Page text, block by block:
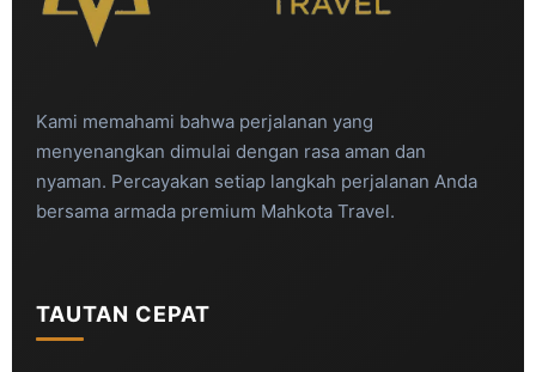
Kami memahami bahwa perjalanan yang
menyenangkan dimulai dengan rasa aman dan
nyaman. Percayakan setiap langkah perjalanan Anda
bersama armada premium Mahkota Travel.
TAUTAN CEPAT